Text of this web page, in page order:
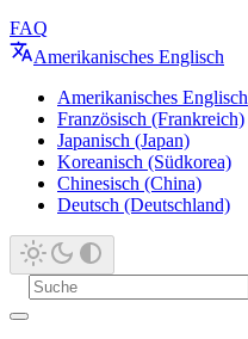
FAQ
Amerikanisches Englisch
Amerikanisches Englisch
Französisch (Frankreich)
Japanisch (Japan)
Koreanisch (Südkorea)
Chinesisch (China)
Deutsch (Deutschland)